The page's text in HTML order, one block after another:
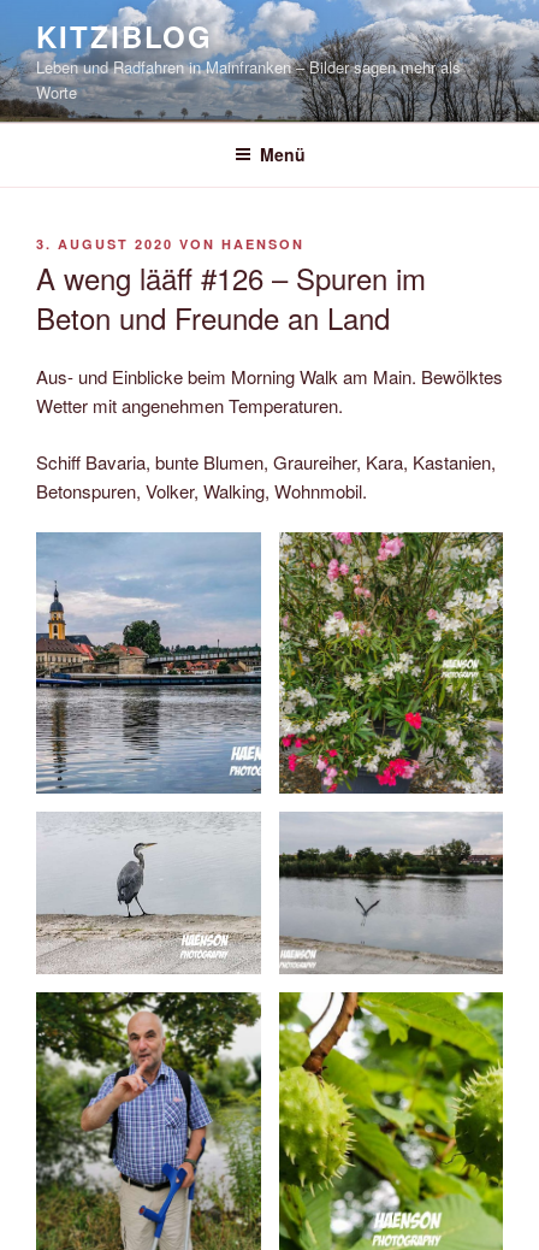
springen
KITZIBLOG
Leben und Radfahren in Mainfranken – Bilder sagen mehr als
Worte
Menü
VERÖFFENTLICHT
3. AUGUST 2020 VON HAENSON
A weng lääff #126 – Spuren im
Beton und Freunde an Land
Aus- und Einblicke beim Morning Walk am Main. Bewölktes
Wetter mit angenehmen Temperaturen.
Schiff Bavaria, bunte Blumen, Graureiher, Kara, Kastanien,
Betonspuren, Volker, Walking, Wohnmobil.